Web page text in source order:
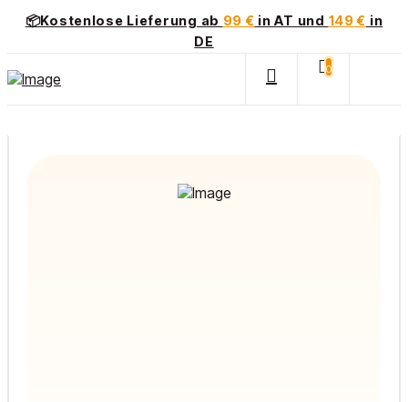
📦Kostenlose Lieferung ab 99 € in AT und 149 € in
DE
0